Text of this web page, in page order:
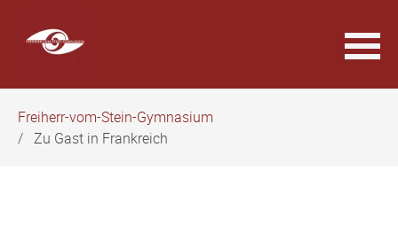
überspringen
Freiherr-vom-Stein-Gymnasium
Zu Gast in Frankreich